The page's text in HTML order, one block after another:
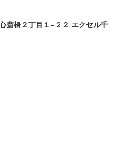
斎橋２丁目１−２２ エクセル千